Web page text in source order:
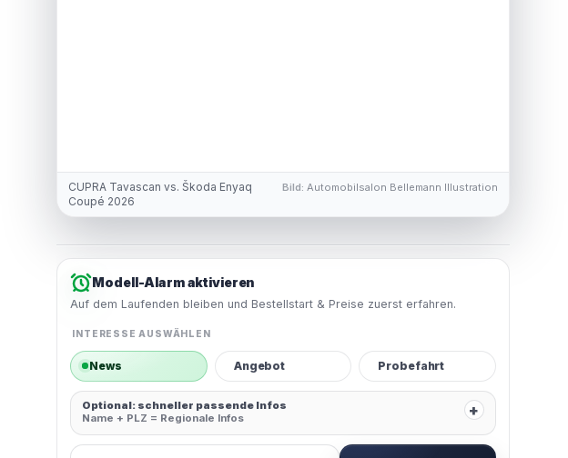
CUPRA Tavascan vs. Škoda Enyaq
Coupé 2026
Bild: Automobilsalon Bellemann Illustration
Modell-Alarm aktivieren
Auf dem Laufenden bleiben und Bestellstart & Preise zuerst erfahren.
INTERESSE AUSWÄHLEN
News Angebot Probefahrt
Optional: schneller passende Infos
Name + PLZ = Regionale Infos
+
E-Mail